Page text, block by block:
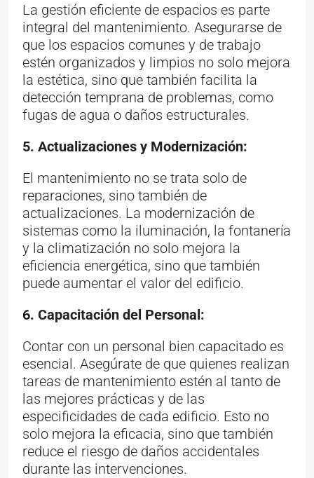
La gestión eficiente de espacios es parte
integral del mantenimiento. Asegurarse de
que los espacios comunes y de trabajo
estén organizados y limpios no solo mejora
la estética, sino que también facilita la
detección temprana de problemas, como
fugas de agua o daños estructurales.
5. Actualizaciones y Modernización:
El mantenimiento no se trata solo de
reparaciones, sino también de
actualizaciones. La modernización de
sistemas como la iluminación, la fontanería
y la climatización no solo mejora la
eficiencia energética, sino que también
puede aumentar el valor del edificio.
6. Capacitación del Personal:
Contar con un personal bien capacitado es
esencial. Asegúrate de que quienes realizan
tareas de mantenimiento estén al tanto de
las mejores prácticas y de las
especificidades de cada edificio. Esto no
solo mejora la eficacia, sino que también
reduce el riesgo de daños accidentales
durante las intervenciones.